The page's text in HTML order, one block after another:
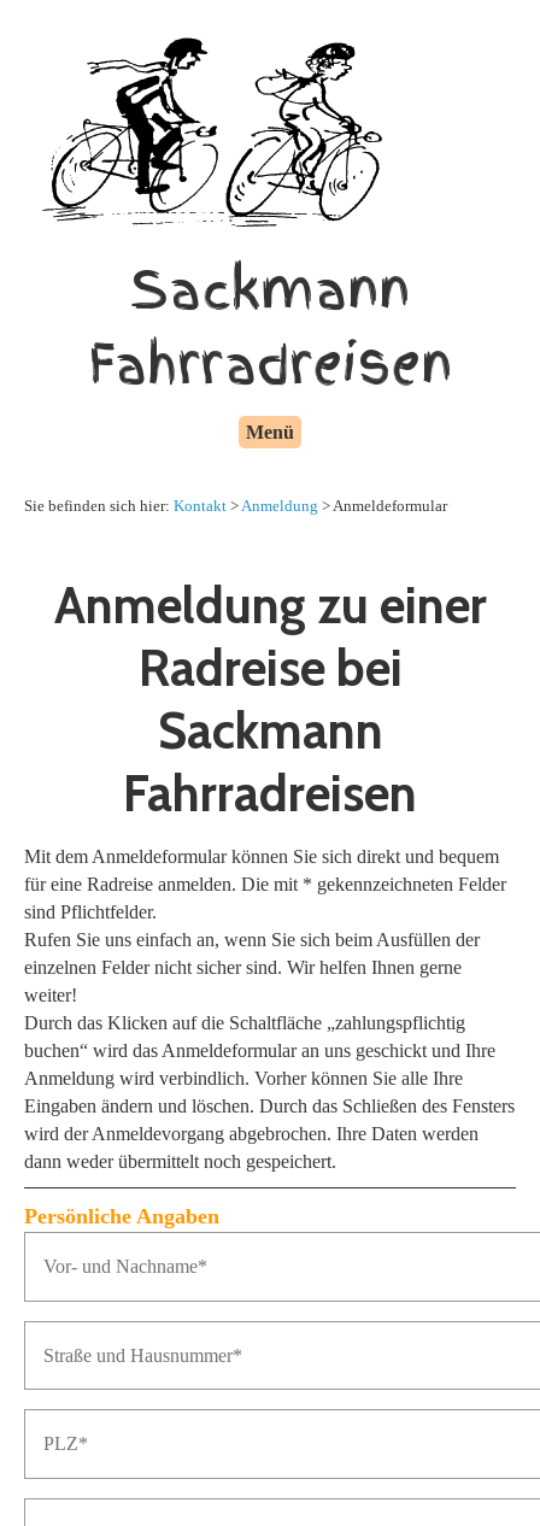
Sackmann
Fahrradreisen
Menü
Sie befinden sich hier: Kontakt >Anmeldung > Anmeldeformular
Anmeldung zu einer
Radreise bei
Sackmann
Fahrradreisen
Mit dem Anmeldeformular können Sie sich direkt und bequem
für eine Radreise anmelden. Die mit * gekennzeichneten Felder
sind Pflichtfelder.
Rufen Sie uns einfach an, wenn Sie sich beim Ausfüllen der
einzelnen Felder nicht sicher sind. Wir helfen Ihnen gerne
weiter!
Durch das Klicken auf die Schaltfläche „zahlungspflichtig
buchen“ wird das Anmeldeformular an uns geschickt und Ihre
Anmeldung wird verbindlich. Vorher können Sie alle Ihre
Eingaben ändern und löschen. Durch das Schließen des Fensters
wird der Anmeldevorgang abgebrochen. Ihre Daten werden
dann weder übermittelt noch gespeichert.
Persönliche Angaben